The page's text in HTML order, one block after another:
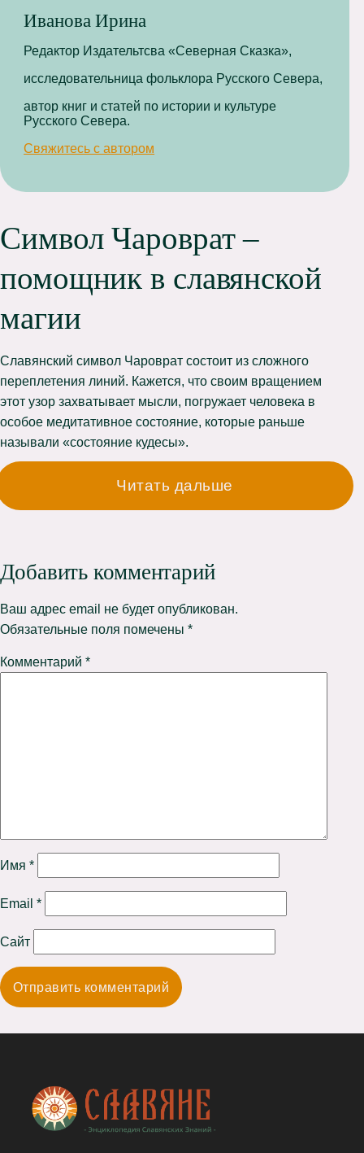
Иванова Ирина
Редактор Издательтсва «Северная Сказка»,
исследовательница фольклора Русского Севера,
автор книг и статей по истории и культуре
Русского Севера.
Свяжитесь с автором
Символ Чароврат –
помощник в славянской
магии
Славянский символ Чароврат состоит из сложного
переплетения линий. Кажется, что своим вращением
этот узор захватывает мысли, погружает человека в
особое медитативное состояние, которые раньше
называли «состояние кудесы».
Читать дальше
Добавить комментарий
Ваш адрес email не будет опубликован.
Обязательные поля помечены *
Комментарий *
Имя *
Email *
Сайт